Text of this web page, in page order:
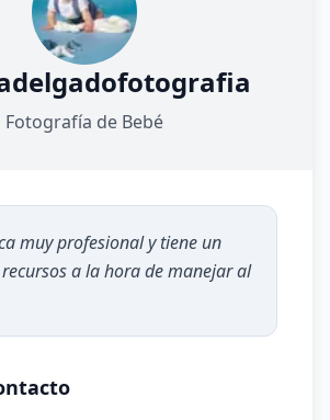
Fotografía de Bebé
muy profesional y tiene un
a la hora de manejar al